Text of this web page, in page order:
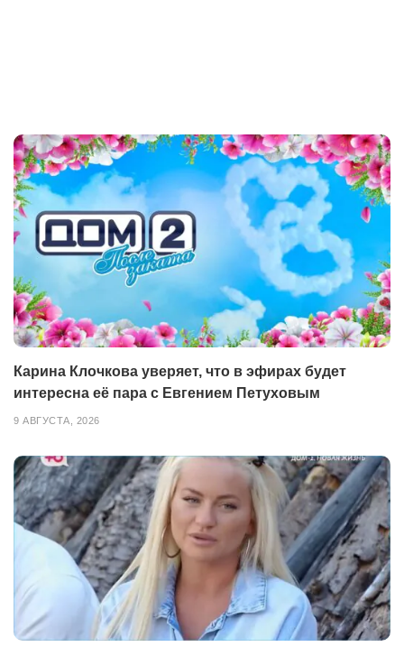
Карина Клочкова уверяет, что в эфирах будет
интересна её пара с Евгением Петуховым
9 АВГУСТА, 2026